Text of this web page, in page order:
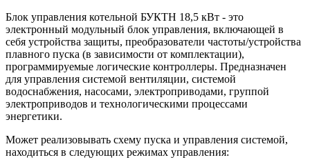
Блок управления котельной БУКТН 18,5 кВт - это
электронный модульный блок управления, включающей в
себя устройства защиты, преобразователи частоты/устройства
плавного пуска (в зависимости от комплектации),
программируемые логические контроллеры. Предназначен
для управления системой вентиляции, системой
водоснабжения, насосами, электроприводами, группой
электроприводов и технологическими процессами
энергетики.
Может реализовывать схему пуска и управления системой,
находиться в следующих режимах управления: